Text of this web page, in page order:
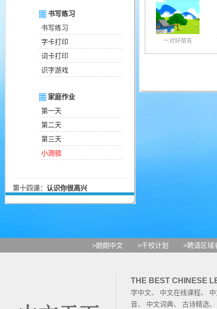
书写练习
书写练习
字卡打印
词卡打印
识字游戏
家庭作业
第一天
第二天
第三天
小测验
第十四课： 认识你很高兴
一对好朋友
>朗朗中文 >千校计划 >聘请区域
THE BEST CHINESE
学中文、 中文在线课程、
音、 中文词典、 古诗精选